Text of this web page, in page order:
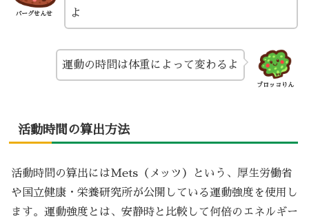
バーグせんせ
よ
ブロッコりん
運動の時間は体重によって変わるよ
活動時間の算出方法
活動時間の算出にはMets（メッツ）という、厚生労働省
や国立健康・栄養研究所が公開している運動強度を使用し
ます。運動強度とは、安静時と比較して何倍のエネルギー